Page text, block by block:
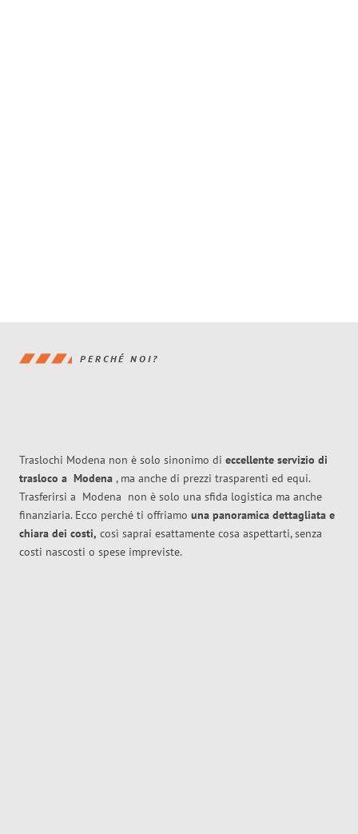
PERCHÉ NOI?
Traslochi Modena non è solo sinonimo di eccellente servizio di
trasloco a Modena , ma anche di prezzi trasparenti ed equi.
Trasferirsi a Modena non è solo una sfida logistica ma anche
finanziaria. Ecco perché ti offriamo una panoramica dettagliata e
chiara dei costi, così saprai esattamente cosa aspettarti, senza
costi nascosti o spese impreviste.